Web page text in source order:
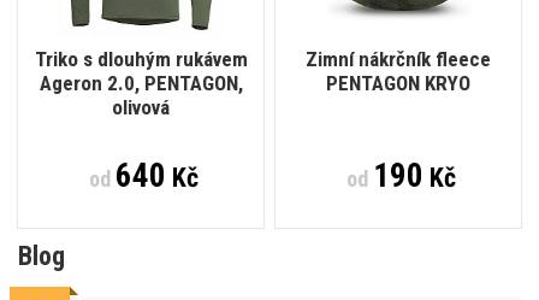
Triko s dlouhým rukávem
Ageron 2.0, PENTAGON,
olivová
od640 Kč
Zimní nákrčník fleece
PENTAGON KRYO
od190 Kč
Blog